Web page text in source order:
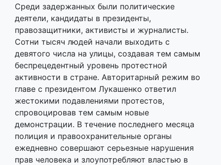
Среди задержанных были политические
деятели, кандидаты в президенты,
правозащитники, активисты и журналисты.
Сотни тысяч людей начали выходить с
девятого числа на улицы, создавая тем самым
беспрецедентный уровень протестной
активности в стране. Авторитарный режим во
главе с президентом Лукашенко ответил
жестокими подавлениями протестов,
спровоцировав тем самым новые
демонстрации. В течение последнего месяца
полиция и правоохранительные органы
ежедневно совершают серьезные нарушения
прав человека и злоупотребляют властью в